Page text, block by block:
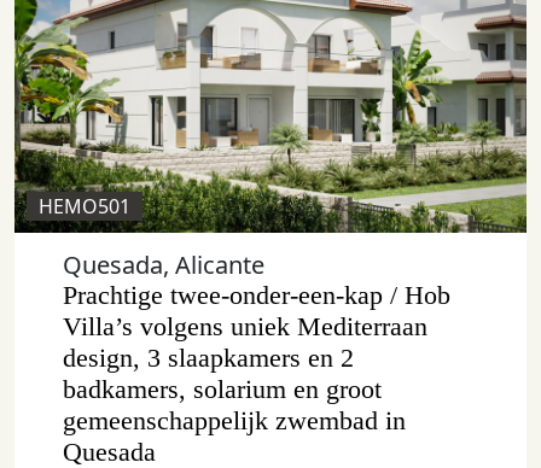
HEMO501
Quesada, Alicante
Prachtige twee-onder-een-kap / Hob
Villa’s volgens uniek Mediterraan
design, 3 slaapkamers en 2
badkamers, solarium en groot
gemeenschappelijk zwembad in
Quesada